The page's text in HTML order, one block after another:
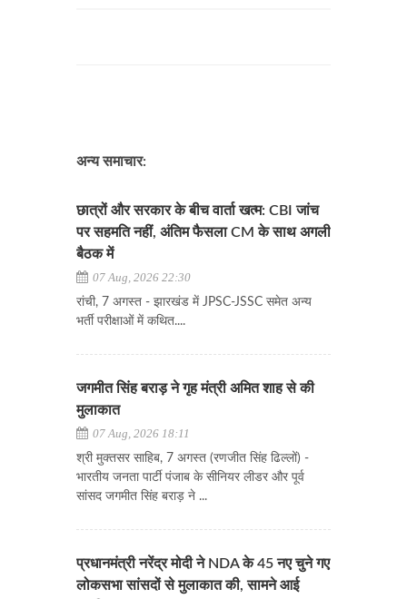
अन्य समाचार:
छात्रों और सरकार के बीच वार्ता खत्म: CBI जांच
पर सहमति नहीं, अंतिम फैसला CM के साथ अगली
बैठक में
07 Aug, 2026 22:30
रांची, 7 अगस्त - झारखंड में JPSC-JSSC समेत अन्य
भर्ती परीक्षाओं में कथित....
जगमीत सिंह बराड़ ने गृह मंत्री अमित शाह से की
मुलाकात
07 Aug, 2026 18:11
श्री मुक्तसर साहिब, 7 अगस्त (रणजीत सिंह ढिल्लों) -
भारतीय जनता पार्टी पंजाब के सीनियर लीडर और पूर्व
सांसद जगमीत सिंह बराड़ ने ...
प्रधानमंत्री नरेंद्र मोदी ने NDA के 45 नए चुने गए
लोकसभा सांसदों से मुलाकात की, सामने आई